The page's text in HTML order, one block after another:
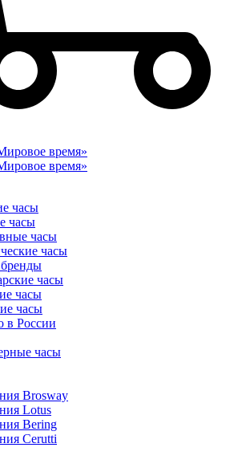
часы
часы
часы
часы
часы
часы
часы
в России
часы
Brosway
Lotus
Bering
Cerutti